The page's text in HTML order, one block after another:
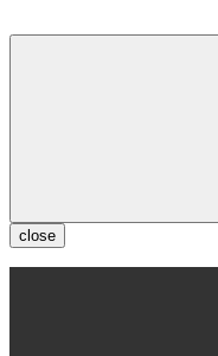
close